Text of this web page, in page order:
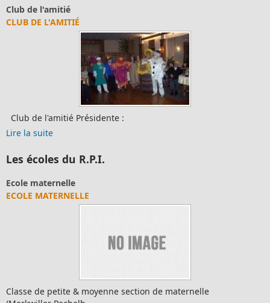
Club de l'amitié
CLUB DE L'AMITIÉ
Club de l'amitié Présidente :
Lire la suite
Les écoles du R.P.I.
Ecole maternelle
ECOLE MATERNELLE
Classe de petite & moyenne section de maternelle